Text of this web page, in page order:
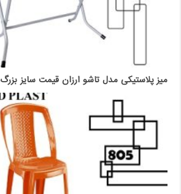
میز پلاستیکی مدل تاشو ارزان قیمت سایز بزرگ